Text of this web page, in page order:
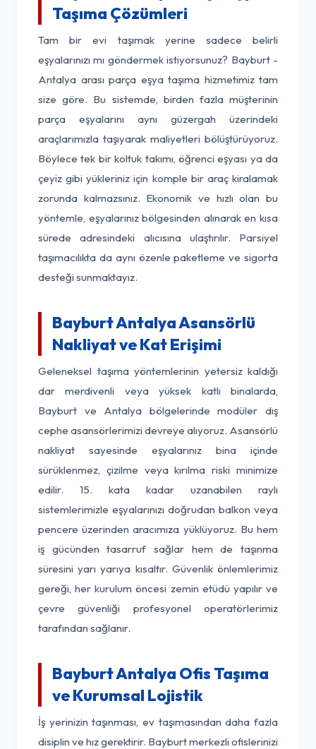
Taşıma Çözümleri
Tam bir evi taşımak yerine sadece belirli
eşyalarınızı mı göndermek istiyorsunuz? Bayburt -
Antalya arası parça eşya taşıma hizmetimiz tam
size göre. Bu sistemde, birden fazla müşterinin
parça eşyalarını aynı güzergah üzerindeki
araçlarımızla taşıyarak maliyetleri bölüştürüyoruz.
Böylece tek bir koltuk takımı, öğrenci eşyası ya da
çeyiz gibi yükleriniz için komple bir araç kiralamak
zorunda kalmazsınız. Ekonomik ve hızlı olan bu
yöntemle, eşyalarınız bölgesinden alınarak en kısa
sürede adresindeki alıcısına ulaştırılır. Parsiyel
taşımacılıkta da aynı özenle paketleme ve sigorta
desteği sunmaktayız.
Bayburt Antalya Asansörlü
Nakliyat ve Kat Erişimi
Geleneksel taşıma yöntemlerinin yetersiz kaldığı
dar merdivenli veya yüksek katlı binalarda,
Bayburt ve Antalya bölgelerinde modüler dış
cephe asansörlerimizi devreye alıyoruz. Asansörlü
nakliyat sayesinde eşyalarınız bina içinde
sürüklenmez, çizilme veya kırılma riski minimize
edilir. 15. kata kadar uzanabilen raylı
sistemlerimizle eşyalarınızı doğrudan balkon veya
pencere üzerinden aracımıza yüklüyoruz. Bu hem
iş gücünden tasarruf sağlar hem de taşınma
süresini yarı yarıya kısaltır. Güvenlik önlemlerimiz
gereği, her kurulum öncesi zemin etüdü yapılır ve
çevre güvenliği profesyonel operatörlerimiz
tarafından sağlanır.
Bayburt Antalya Ofis Taşıma
ve Kurumsal Lojistik
İş yerinizin taşınması, ev taşımasından daha fazla
disiplin ve hız gerektirir. Bayburt merkezli ofislerinizi